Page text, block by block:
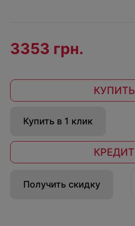
3353 грн.
КУПИТЬ
Купить в 1 клик
КРЕДИТ
Получить скидку